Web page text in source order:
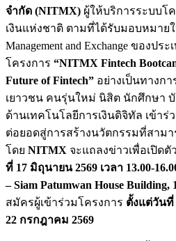
จำกัด (NITMX) ผู้ให้บริการระบบโ
เงินแห่งชาติ ตามที่ได้รับมอบหมายให้
Management and Exchange ของปร
โครงการ “NITMX Fintech
Future of Fintech” อย่างเป็นทางก
เยาวชน คนรุ่นใหม่ นิสิต นักศึกษา
ด้านเทคโนโลยีการเงินดิจิทัล เข้าร่
ต่อยอดสู่การสร้างนวัตกรรมที่สามา
โดย NITMX จะแถลงข่าวเพื่อเปิดตัว
ที่ 17 มิถุนายน 2569 เวลา 13.00-
– Siam Patumwan House Building,
สมัครผู้เข้าร่วมโครงการ ตั้งแต่วันที่
22 กรกฎาคม 2569